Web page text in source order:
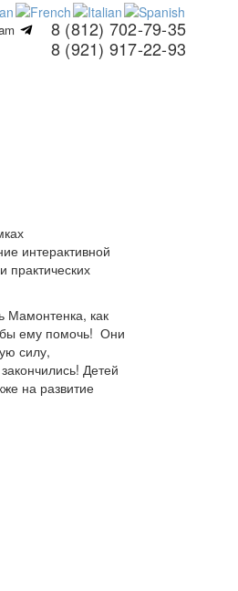
8 (812) 702-79-35
8 (921) 917-22-93
интерактивной
Мамонтенка, как
ему помочь! Они
силу,
Детей
на развитие